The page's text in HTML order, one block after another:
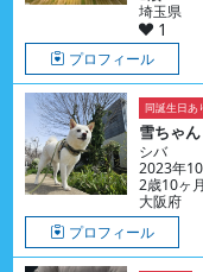
埼玉県
1
プロフィール
同誕生日あ
雪ちゃん
シバ
2023年
2歳10ヶ月
大阪府
プロフィール